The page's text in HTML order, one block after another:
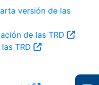
versión de las
de las TRD
TRD